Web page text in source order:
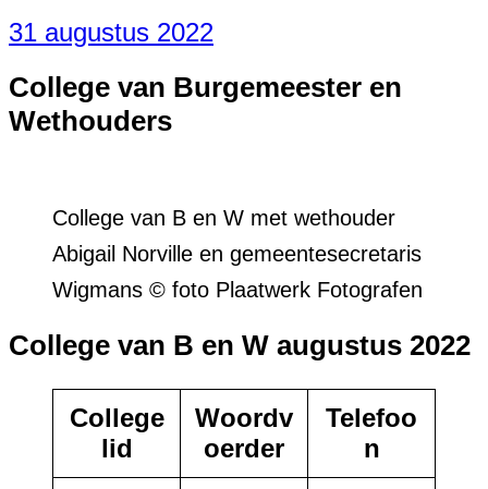
31 augustus 2022
College van Burgemeester en
Wethouders
College van B en W met wethouder
Abigail Norville en gemeentesecretaris
Wigmans © foto Plaatwerk Fotografen
College van B en W augustus 2022
College
lid
Woordv
oerder
Telefoo
n